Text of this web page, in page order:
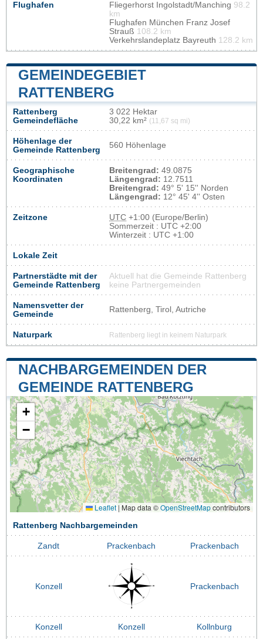
Flughafen Fliegerhorst Ingolstadt/Manching 98.2
km
Flughafen München Franz Josef
Strauß 108.2 km
Verkehrslandeplatz Bayreuth 128.2 km
GEMEINDEGEBIET
RATTENBERG
Rattenberg
Gemeindefläche
3 022 Hektar
30,22 km² (11,67 sq mi)
Höhenlage der
Gemeinde Rattenberg
560 Höhenlage
Geographische
Koordinaten
Breitengrad: 49.0875
Längengrad: 12.7511
Breitengrad: 49° 5' 15'' Norden
Längengrad: 12° 45' 4'' Osten
Zeitzone UTC +1:00 (Europe/Berlin)
Sommerzeit : UTC +2:00
Winterzeit : UTC +1:00
Lokale Zeit
Partnerstädte mit der
Gemeinde Rattenberg
Aktuell hat die Gemeinde Rattenberg
keine Partnergemeinden
Namensvetter der
Gemeinde
Rattenberg, Tirol, Autriche
Naturpark Rattenberg liegt in keinem Naturpark
NACHBARGEMEINDEN DER
GEMEINDE RATTENBERG
+
−
Leaflet | Map data ©OpenStreetMapcontributors
Rattenberg Nachbargemeinden
Zandt Prackenbach Prackenbach
Konzell Prackenbach
Konzell Konzell Kollnburg